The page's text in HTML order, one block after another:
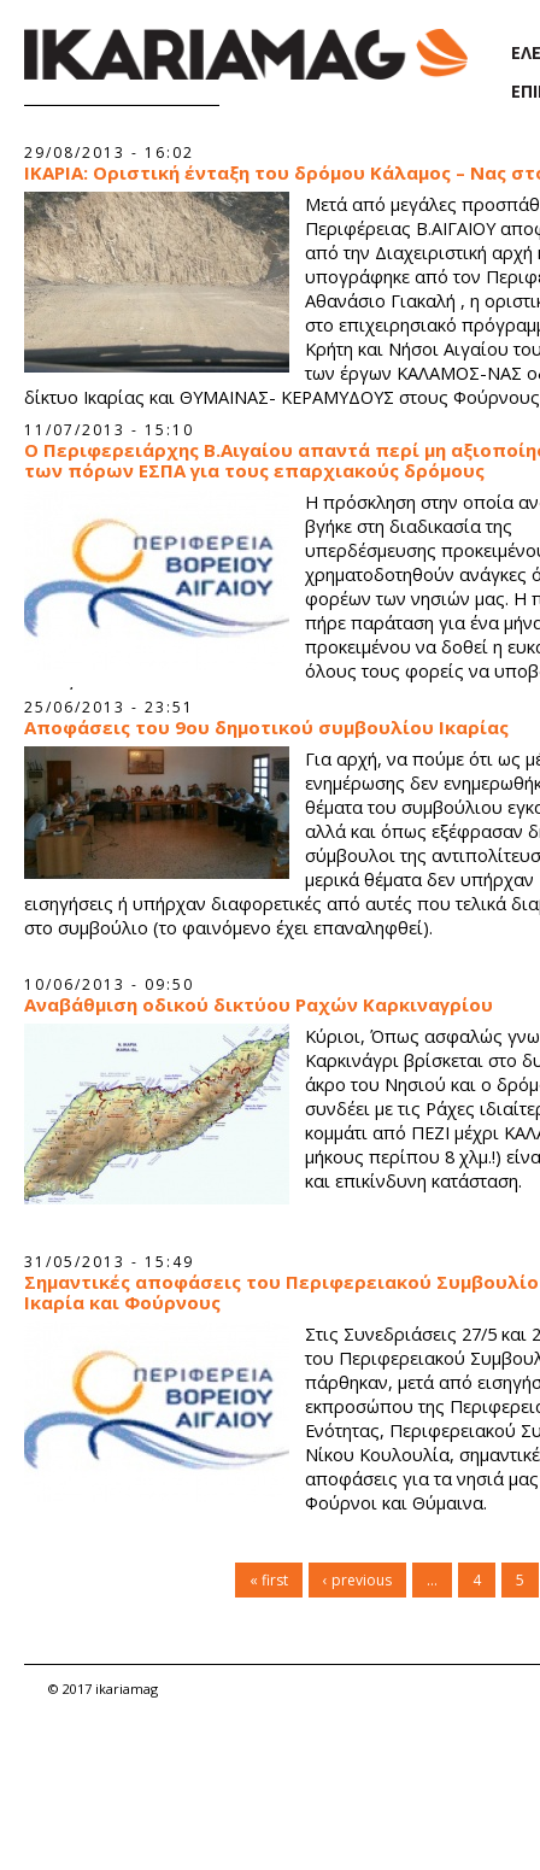
29/08/2013 - 16:02
ΙΚΑΡΙΑ: Οριστική ένταξη του δρόμου Κάλαμος – Νας
Μετά από μεγάλες
Περιφέρειας Β.ΑΙΓΑΙΟΥ
από την Διαχειριστική αρχή
υπογράφηκε από τον
Αθανάσιο Γιακαλή , η
στο επιχειρησιακό
Κρήτη και Νήσοι Αιγαίου
των έργων ΚΑΛΑΜΟΣ-ΝΑΣ
δίκτυο Ικαρίας και ΘΥΜΑΙΝΑΣ- ΚΕΡΑΜΥΔΟΥΣ στους
Κορσεούς.
11/07/2013 - 15:10
Ο Περιφερειάρχης Β.Αιγαίου απαντά περί μη
των πόρων ΕΣΠΑ για τους επαρχιακούς δρόμους
Η πρόσκληση στην οποία
βγήκε στη διαδικασία της
υπερδέσμευσης
χρηματοδοτηθούν ανάγκες
φορέων των νησιών μας. Η
πήρε παράταση για ένα
προκειμένου να δοθεί η
όλους τους φορείς να
προτάσεις.
25/06/2013 - 23:51
Αποφάσεις του 9ου δημοτικού συμβουλίου Ικαρίας
Για αρχή, να πούμε ότι ως
ενημέρωσης δεν
θέματα του συμβούλιου
αλλά και όπως εξέφρασαν
σύμβουλοι της
μερικά θέματα δεν υπήρχαν
εισηγήσεις ή υπήρχαν διαφορετικές από αυτές που τελικά
στο συμβούλιο (το φαινόμενο έχει επαναληφθεί).
10/06/2013 - 09:50
Αναβάθμιση οδικού δικτύου Ραχών Καρκιναγρίου
Κύριοι, Όπως ασφαλώς
Καρκινάγρι βρίσκεται στο
άκρο του Νησιού και ο
συνδέει με τις Ράχες
κομμάτι από ΠΕΖΙ μέχρι
μήκους περίπου 8 χλμ.!)
και επικίνδυνη κατάσταση.
31/05/2013 - 15:49
Σημαντικές αποφάσεις του Περιφερειακού
Ικαρία και Φούρνους
Στις Συνεδριάσεις 27/5 και
του Περιφερειακού
πάρθηκαν, μετά από
εκπροσώπου της
Ενότητας, Περιφερειακού
Νίκου Κουλουλία,
αποφάσεις για τα νησιά μας
Φούρνοι και Θύμαινα.
« first ‹ previous … 4 5
© 2017 ikariamag